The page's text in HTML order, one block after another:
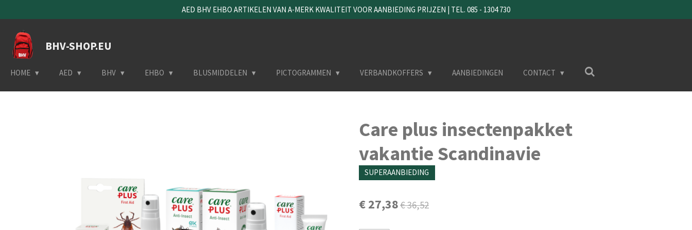
direct
naar
hoofdinhoud
AED BHV EHBO ARTIKELEN VAN A-MERK KWALITEIT VOOR AANBIEDING PRIJZEN | TEL. 085 - 1304 730
BHV-SHOP.EU
HOME AED BHV EHBO BLUSMIDDELEN PICTOGRAMMEN VERBANDKOFFERS AANBIEDINGEN CONTACT
Care plus insectenpakket
vakantie Scandinavie
SUPERAANBIEDING
€ 27,38€ 36,52